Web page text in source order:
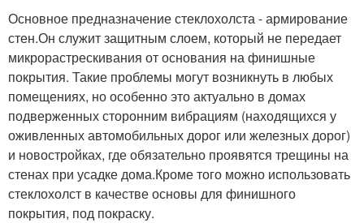
Основное предназначение стеклохолста - армирование
стен.Он служит защитным слоем, который не передает
микрорастрескивания от основания на финишные
покрытия. Такие проблемы могут возникнуть в любых
помещениях, но особенно это актуально в домах
подверженных сторонним вибрациям (находящихся у
оживленных автомобильных дорог или железных дорог)
и новостройках, где обязательно проявятся трещины на
стенах при усадке дома.Кроме того можно использовать
стеклохолст в качестве основы для финишного
покрытия, под покраску.